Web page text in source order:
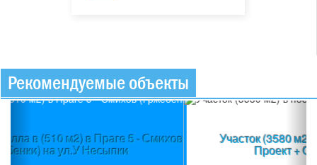
Рекомендуемые объекты
Участок (3580 м2) в пос.Вшеноры (Прага-запад) +
Проект + Строительное разрешение
Previous